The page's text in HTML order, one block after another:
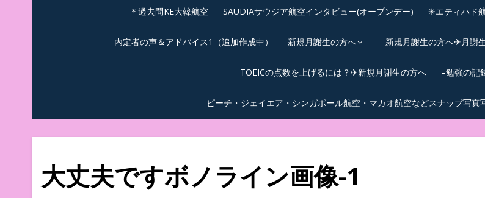
＊過去問KE大韓航空 SAUDIAサウジア航空インタビュー(オープンデー) ✳︎エティハド
内定者の声＆アドバイス1（追加作成中） 新規月謝生の方へ ―新規月謝生の方へ✈月謝
TOEICの点数を上げるには？✈新規月謝生の方へ –勉強の記
ピーチ・ジェイエア・シンガポール航空・マカオ航空などスナップ写
大丈夫ですボノライン画像-1